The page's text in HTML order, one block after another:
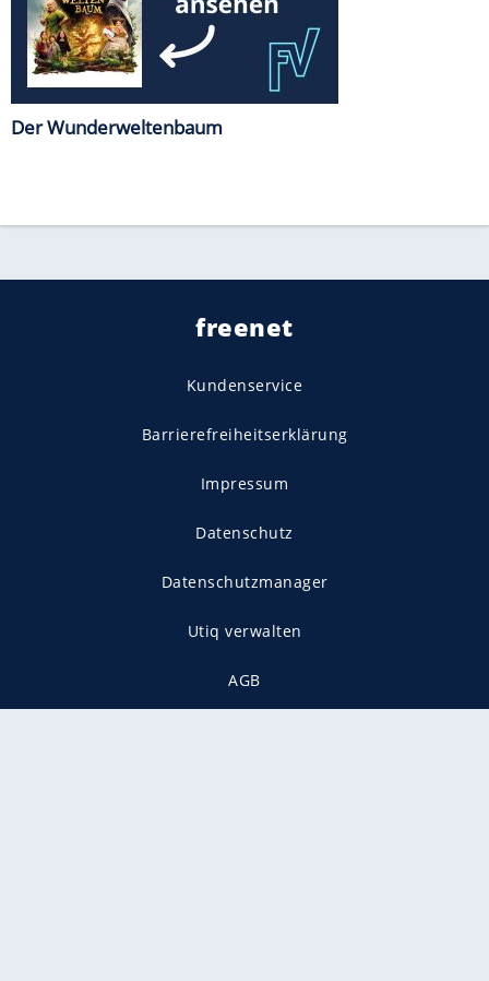
Der Wunderweltenbaum
freenet
Kundenservice
Barrierefreiheitserklärung
Impressum
Datenschutz
Datenschutzmanager
Utiq verwalten
AGB